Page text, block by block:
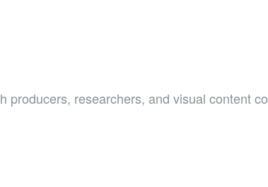
researchers, and visual content